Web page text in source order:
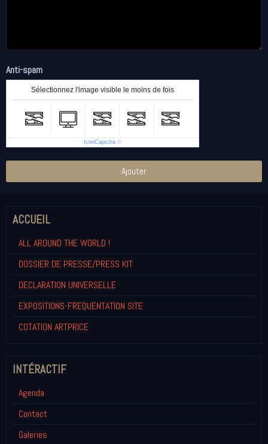
Anti-spam
Sélectionnez l'image visible le moins de fois
IconCaptcha ©
Ajouter
ACCUEIL
ALL AROUND THE WORLD !
DOSSIER DE PRESSE/PRESS KIT
DECLARATION UNIVERSELLE
EXPOSITIONS-FREQUENTATION SITE
COTATION ARTPRICE
INTÉRACTIF
Agenda
Contact
Galeries